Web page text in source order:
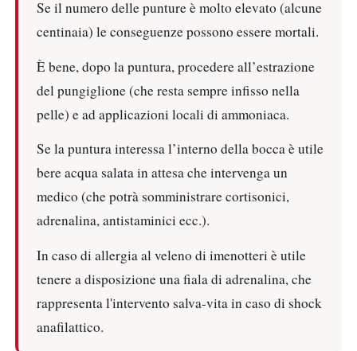
Se il numero delle punture è molto elevato (alcune
centinaia) le conseguenze possono essere mortali.
È bene, dopo la puntura, procedere all’estrazione
del pungiglione (che resta sempre infisso nella
pelle) e ad applicazioni locali di ammoniaca.
Se la puntura interessa l’interno della bocca è utile
bere acqua salata in attesa che intervenga un
medico (che potrà somministrare cortisonici,
adrenalina, antistaminici ecc.).
In caso di allergia al veleno di imenotteri è utile
tenere a disposizione una fiala di adrenalina, che
rappresenta l'intervento salva-vita in caso di shock
anafilattico.